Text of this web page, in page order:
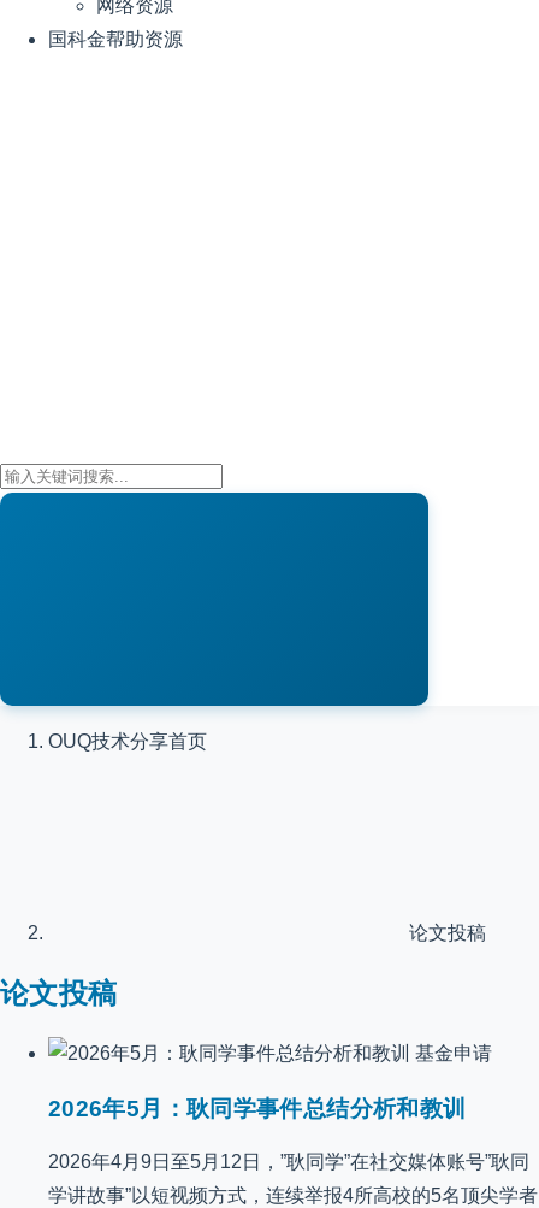
网络资源
国科金帮助资源
OUQ技术分享首页
论文投稿
论文投稿
基金申请
2026年5月：耿同学事件总结分析和教训
2026年4月9日至5月12日，”耿同学”在社交媒体账号”耿同
学讲故事”以短视频方式，连续举报4所高校的5名顶尖学者